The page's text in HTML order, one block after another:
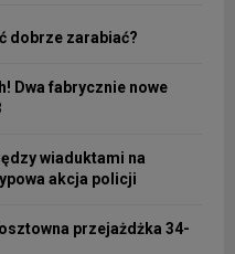
dobrze zarabiać?
Dwa fabrycznie nowe
wiaduktami na
akcja policji
przejażdżka 34-